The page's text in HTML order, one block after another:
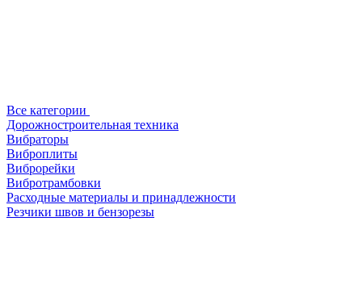
Все категории
Дорожностроительная техника
Вибраторы
Виброплиты
Виброрейки
Вибротрамбовки
Расходные материалы и принадлежности
Резчики швов и бензорезы